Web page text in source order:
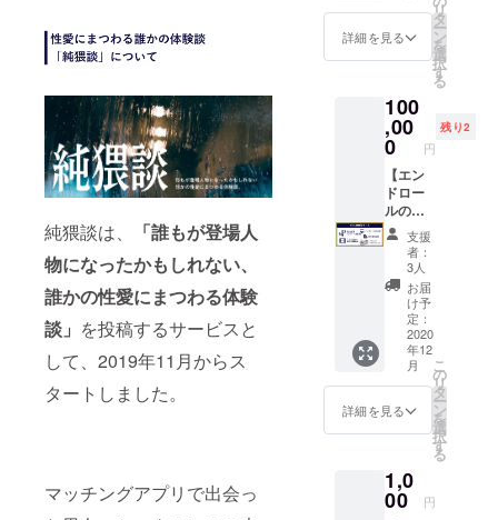
純猥談は、
「誰もが登場人
物になったかもしれない、
誰かの性愛にまつわる体験
談」 を投稿するサービスと
して、2019年11月からス
タートしました。
マッチングアプリで出会っ
先行上
ントと
同日の
を予定
してお
りま
す。 ◎
脚本
データ
送付 実
際の撮
影に使
用した
脚本・
絵コン
テの
データ
をメー
ルにて
いたし
ます。
ルに掲
載をご
字以下
で"備考
欄にご
記入く
ださ
い。 ・
エンド
ロール
のお名
前は掲
載なし
でもOK
です。
「エン
ドロー
ル掲載
なし」
と備考
い。 ・
公序良
での本
編動画
データ
◎先行
試写イ
ベント
参加券
@渋谷
一足先
に完成
作品を
確認い
ただけ
る先行
上映と
キャス
ト・監
督によ
るアフ
ター
加いた
だけま
す。前
ベント
参加券
12/23(
水)20:0
谷 ・エ
ンド
ロール
お名前
掲載
【中】
・限定
オリジ
ナルク
リアス
テッ
カー
・オン
ライン
での本
編動画
先行公
開 ・本
編脚本
データ
試写イ
ベント
参加券
詳細を見る
リ
タ
ー
ン
を
選
択
す
る
100
,00
0 円
残り2
【エン
ドロー
ルのお
名前掲
載が大
となり
ま
す。】
■リター
ン内容
・先行
試写イ
ベント
参加券
12/23(
水)20:0
谷 ・エ
ンド
ロール
支援
者：
3人
お届
け予
定：
2020
年12
月
詳細を見る
こ
の
リ
タ
ー
ン
を
選
択
す
る
1,0
00 円